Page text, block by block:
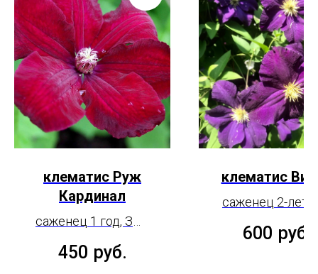
клематис Руж
Кардинал
саженец 1 год, ЗКС
450 руб.
клематис
саженец 2-
600 руб.